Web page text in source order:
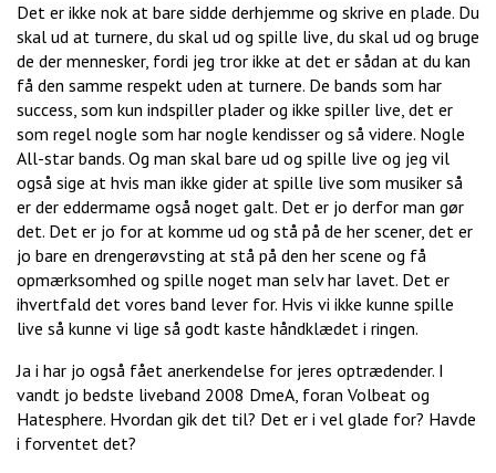
Det er ikke nok at bare sidde derhjemme og skrive en plade. Du
skal ud at turnere, du skal ud og spille live, du skal ud og bruge
de der mennesker, fordi jeg tror ikke at det er sådan at du kan
få den samme respekt uden at turnere. De bands som har
success, som kun indspiller plader og ikke spiller live, det er
som regel nogle som har nogle kendisser og så videre. Nogle
All-star bands. Og man skal bare ud og spille live og jeg vil
også sige at hvis man ikke gider at spille live som musiker så
er der eddermame også noget galt. Det er jo derfor man gør
det. Det er jo for at komme ud og stå på de her scener, det er
jo bare en drengerøvsting at stå på den her scene og få
opmærksomhed og spille noget man selv har lavet. Det er
ihvertfald det vores band lever for. Hvis vi ikke kunne spille
live så kunne vi lige så godt kaste håndklædet i ringen.
Ja i har jo også fået anerkendelse for jeres optrædender. I
vandt jo bedste liveband 2008 DmeA, foran Volbeat og
Hatesphere. Hvordan gik det til? Det er i vel glade for? Havde
i forventet det?